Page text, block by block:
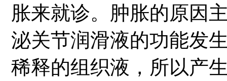
胀来就诊。肿胀的原因
泌关节润滑液的功能发
稀释的组织液，所以产